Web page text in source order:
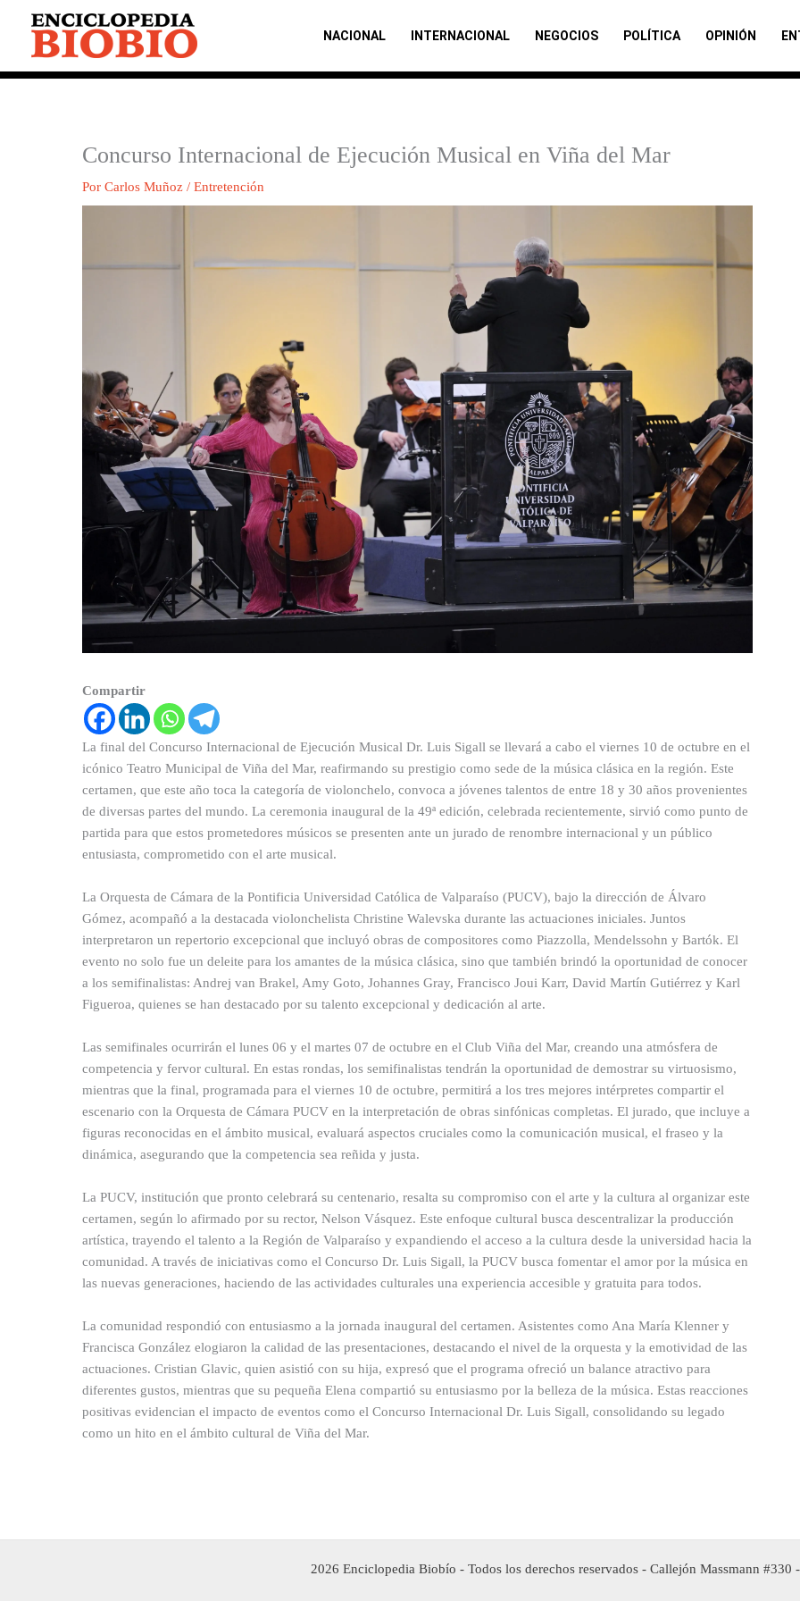
contenido
NACIONAL INTERNACIONAL NEGOCIOS POLÍTICA OPINIÓN
Concurso Internacional de Ejecución Musical en Viña del Mar
Por Carlos Muñoz / Entretención
Compartir
La final del Concurso Internacional de Ejecución Musical Dr. Luis Sigall se llevará a cabo el viernes 10 de octubre en el
icónico Teatro Municipal de Viña del Mar, reafirmando su prestigio como sede de la música clásica en la región. Este
certamen, que este año toca la categoría de violonchelo, convoca a jóvenes talentos de entre 18 y 30 años provenientes
de diversas partes del mundo. La ceremonia inaugural de la 49ª edición, celebrada recientemente, sirvió como punto de
partida para que estos prometedores músicos se presenten ante un jurado de renombre internacional y un público
entusiasta, comprometido con el arte musical.
La Orquesta de Cámara de la Pontificia Universidad Católica de Valparaíso (PUCV), bajo la dirección de Álvaro
Gómez, acompañó a la destacada violonchelista Christine Walevska durante las actuaciones iniciales. Juntos
interpretaron un repertorio excepcional que incluyó obras de compositores como Piazzolla, Mendelssohn y Bartók. El
evento no solo fue un deleite para los amantes de la música clásica, sino que también brindó la oportunidad de conocer
a los semifinalistas: Andrej van Brakel, Amy Goto, Johannes Gray, Francisco Joui Karr, David Martín Gutiérrez y Karl
Figueroa, quienes se han destacado por su talento excepcional y dedicación al arte.
Las semifinales ocurrirán el lunes 06 y el martes 07 de octubre en el Club Viña del Mar, creando una atmósfera de
competencia y fervor cultural. En estas rondas, los semifinalistas tendrán la oportunidad de demostrar su virtuosismo,
mientras que la final, programada para el viernes 10 de octubre, permitirá a los tres mejores intérpretes compartir el
escenario con la Orquesta de Cámara PUCV en la interpretación de obras sinfónicas completas. El jurado, que incluye a
figuras reconocidas en el ámbito musical, evaluará aspectos cruciales como la comunicación musical, el fraseo y la
dinámica, asegurando que la competencia sea reñida y justa.
La PUCV, institución que pronto celebrará su centenario, resalta su compromiso con el arte y la cultura al organizar este
certamen, según lo afirmado por su rector, Nelson Vásquez. Este enfoque cultural busca descentralizar la producción
artística, trayendo el talento a la Región de Valparaíso y expandiendo el acceso a la cultura desde la universidad hacia la
comunidad. A través de iniciativas como el Concurso Dr. Luis Sigall, la PUCV busca fomentar el amor por la música en
las nuevas generaciones, haciendo de las actividades culturales una experiencia accesible y gratuita para todos.
La comunidad respondió con entusiasmo a la jornada inaugural del certamen. Asistentes como Ana María Klenner y
Francisca González elogiaron la calidad de las presentaciones, destacando el nivel de la orquesta y la emotividad de las
actuaciones. Cristian Glavic, quien asistió con su hija, expresó que el programa ofreció un balance atractivo para
diferentes gustos, mientras que su pequeña Elena compartió su entusiasmo por la belleza de la música. Estas reacciones
positivas evidencian el impacto de eventos como el Concurso Internacional Dr. Luis Sigall, consolidando su legado
como un hito en el ámbito cultural de Viña del Mar.
2026 Enciclopedia Biobío - Todos los derechos reservados - Callejón Massmann #330